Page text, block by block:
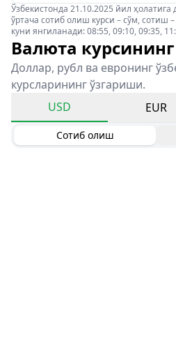
Ўзбекистонда 21.10.2025 йил ҳолатига
ўртача сотиб олиш курси – сўм, сотиш
куни янгиланади: 08:55, 09:10, 09:35,
Валюта
Доллар, рубл ва евронинг
курсларининг ўзгариши.
USD
EUR
Сотиб олиш